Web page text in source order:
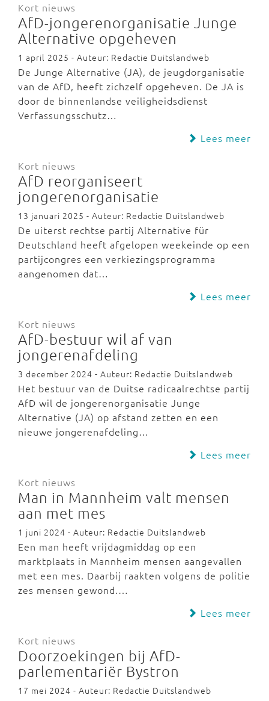
Kort nieuws
AfD-jongerenorganisatie Junge
Alternative opgeheven
1 april 2025 - Auteur: Redactie Duitslandweb
De Junge Alternative (JA), de jeugdorganisatie
van de AfD, heeft zichzelf opgeheven. De JA is
door de binnenlandse veiligheidsdienst
Verfassungsschutz…
Lees meer
Kort nieuws
AfD reorganiseert
jongerenorganisatie
13 januari 2025 - Auteur: Redactie Duitslandweb
De uiterst rechtse partij Alternative für
Deutschland heeft afgelopen weekeinde op een
partijcongres een verkiezingsprogramma
aangenomen dat…
Lees meer
Kort nieuws
AfD-bestuur wil af van
jongerenafdeling
3 december 2024 - Auteur: Redactie Duitslandweb
Het bestuur van de Duitse radicaalrechtse partij
AfD wil de jongerenorganisatie Junge
Alternative (JA) op afstand zetten en een
nieuwe jongerenafdeling…
Lees meer
Kort nieuws
Man in Mannheim valt mensen
aan met mes
1 juni 2024 - Auteur: Redactie Duitslandweb
Een man heeft vrijdagmiddag op een
marktplaats in Mannheim mensen aangevallen
met een mes. Daarbij raakten volgens de politie
zes mensen gewond.…
Lees meer
Kort nieuws
Doorzoekingen bij AfD-
parlementariër Bystron
17 mei 2024 - Auteur: Redactie Duitslandweb